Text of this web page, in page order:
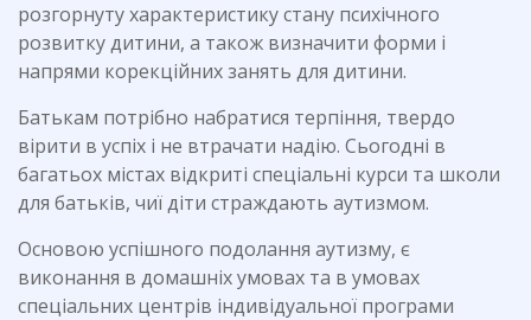
розгорнуту характеристику стану психічного
розвитку дитини, а також визначити форми і
напрями корекційних занять для дитини.
Батькам потрібно набратися терпіння, твердо
вірити в успіх і не втрачати надію. Сьогодні в
багатьох містах відкриті спеціальні курси та школи
для батьків, чиї діти страждають аутизмом.
Основою успішного подолання аутизму, є
виконання в домашніх умовах та в умовах
спеціальних центрів індивідуальної програми